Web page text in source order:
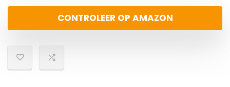
CONTROLEER OP AMAZON